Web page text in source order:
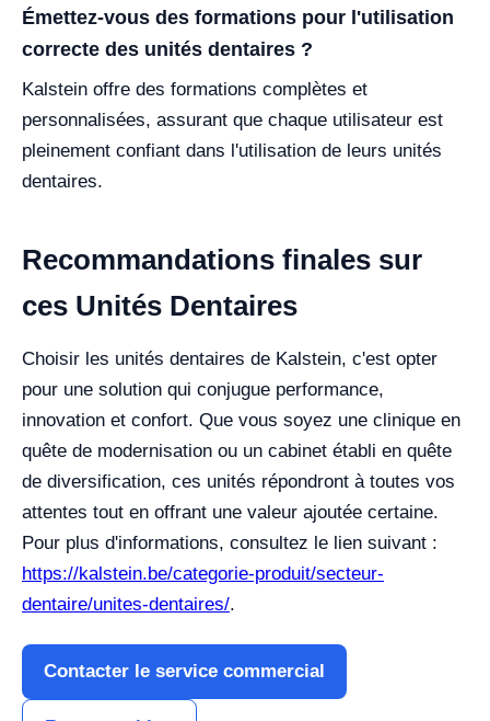
Émettez-vous des formations pour l'utilisation
correcte des unités dentaires ?
Kalstein offre des formations complètes et
personnalisées, assurant que chaque utilisateur est
pleinement confiant dans l'utilisation de leurs unités
dentaires.
Recommandations finales sur
ces Unités Dentaires
Choisir les unités dentaires de Kalstein, c'est opter
pour une solution qui conjugue performance,
innovation et confort. Que vous soyez une clinique en
quête de modernisation ou un cabinet établi en quête
de diversification, ces unités répondront à toutes vos
attentes tout en offrant une valeur ajoutée certaine.
Pour plus d'informations, consultez le lien suivant :
https://kalstein.be/categorie-produit/secteur-
dentaire/unites-dentaires/.
Contacter le service commercial